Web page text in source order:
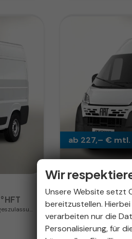
ab 227,– € mtl.
Fiat Ducato
Maxi 35 AT8
unverbindliche
Fahrzeugnr. 320313
Wir
Unsere Website setzt
bereitzustellen.
verarbeiten nur die
Personalisierung, für